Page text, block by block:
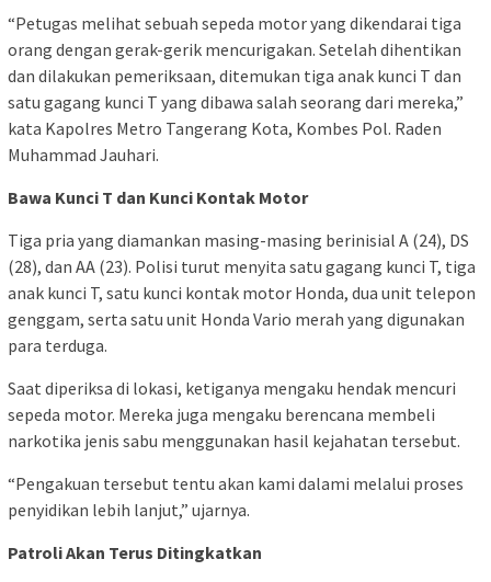
“Petugas melihat sebuah sepeda motor yang dikendarai tiga
orang dengan gerak-gerik mencurigakan. Setelah dihentikan
dan dilakukan pemeriksaan, ditemukan tiga anak kunci T dan
satu gagang kunci T yang dibawa salah seorang dari mereka,”
kata Kapolres Metro Tangerang Kota, Kombes Pol. Raden
Muhammad Jauhari.
Bawa Kunci T dan Kunci Kontak Motor
Tiga pria yang diamankan masing-masing berinisial A (24), DS
(28), dan AA (23). Polisi turut menyita satu gagang kunci T, tiga
anak kunci T, satu kunci kontak motor Honda, dua unit telepon
genggam, serta satu unit Honda Vario merah yang digunakan
para terduga.
Saat diperiksa di lokasi, ketiganya mengaku hendak mencuri
sepeda motor. Mereka juga mengaku berencana membeli
narkotika jenis sabu menggunakan hasil kejahatan tersebut.
“Pengakuan tersebut tentu akan kami dalami melalui proses
penyidikan lebih lanjut,” ujarnya.
Patroli Akan Terus Ditingkatkan